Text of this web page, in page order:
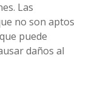
Las
no son aptos
puede
daños al